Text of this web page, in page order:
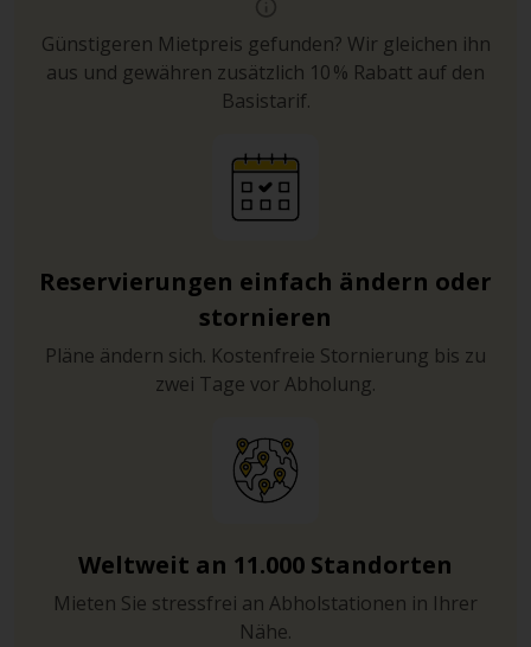
Günstigeren Mietpreis gefunden? Wir gleichen ihn
aus und gewähren zusätzlich 10 % Rabatt auf den
Basistarif.
Reservierungen einfach ändern oder
stornieren
Pläne ändern sich. Kostenfreie Stornierung bis zu
zwei Tage vor Abholung.
Weltweit an 11.000 Standorten
Mieten Sie stressfrei an Abholstationen in Ihrer
Nähe.